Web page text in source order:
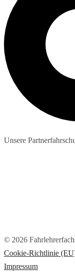
Unsere
© 2026
Cookie-Richtlinie
Impressum